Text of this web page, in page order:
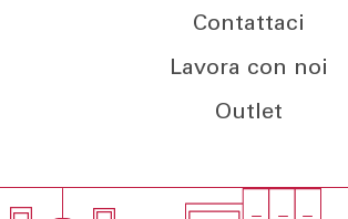
Contattaci
Lavora con noi
Outlet